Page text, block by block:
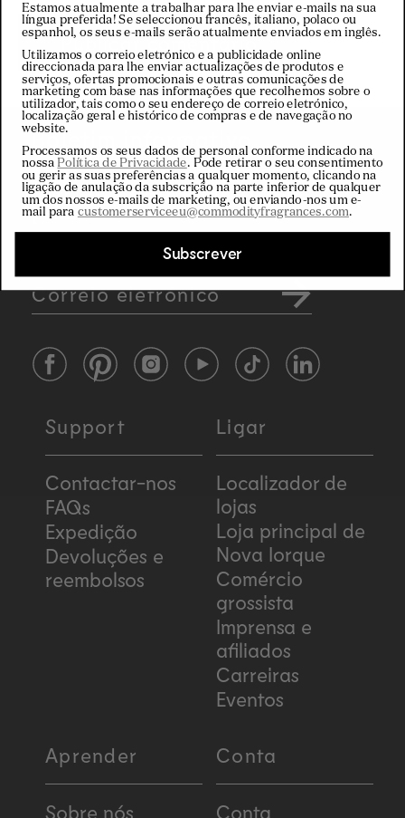
Boletim informativo
Subscreva a nossa newsletter para
obter 10% de desconto na sua
primeira encomenda
Correio eletrónico
FacebookPinterestInstagramYouTubeTikTokLinkedIn
Support
Contactar-nos
FAQs
Expedição
Devoluções e
reembolsos
Ligar
Localizador de
lojas
Loja principal de
Nova Iorque
Comércio
grossista
Imprensa e
afiliados
Carreiras
Eventos
Aprender
Sobre nós
Conta
Conta
Estamos atualmente a trabalhar para lhe enviar e-mails na sua
língua preferida! Se seleccionou francês, italiano, polaco ou
espanhol, os seus e-mails serão atualmente enviados em inglês.
Utilizamos o correio eletrónico e a publicidade online
direccionada para lhe enviar actualizações de produtos e
serviços, ofertas promocionais e outras comunicações de
marketing com base nas informações que recolhemos sobre o
utilizador, tais como o seu endereço de correio eletrónico,
localização geral e histórico de compras e de navegação no
website.
Processamos os seus dados de personal conforme indicado na
nossa Política de Privacidade. Pode retirar o seu consentimento
ou gerir as suas preferências a qualquer momento, clicando na
ligação de anulação da subscrição na parte inferior de qualquer
um dos nossos e-mails de marketing, ou enviando-nos um e-
mail para customerserviceeu@commodityfragrances.com.
Subscrever